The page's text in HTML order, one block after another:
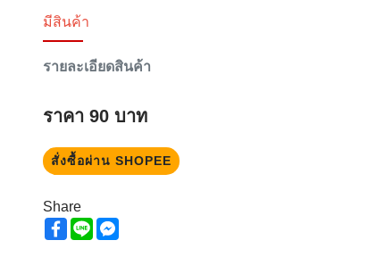
มีสินค้า
รายละเอียดสินค้า
ราคา 90 บาท
สั่งซื้อผ่าน SHOPEE
Share
Facebook
Line